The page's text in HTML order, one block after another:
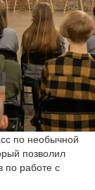
по необычной
позволил
по работе с